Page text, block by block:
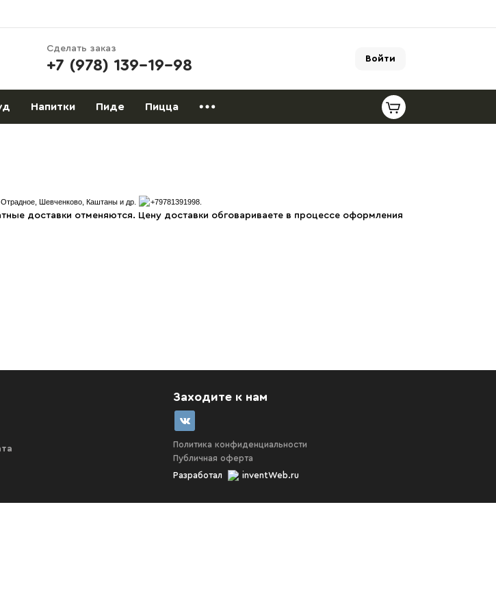
Сделать заказ
+7 (978) 139-19-98 Войти
Напитки Пиде Пицца
Шевченково, Каштаны и др. +79781391998.
доставки отменяются. Цену доставки обговариваете в процессе оформления
Заходите к нам
Политика конфиденциальности
Публичная оферта
Разработал
inventWeb.ru